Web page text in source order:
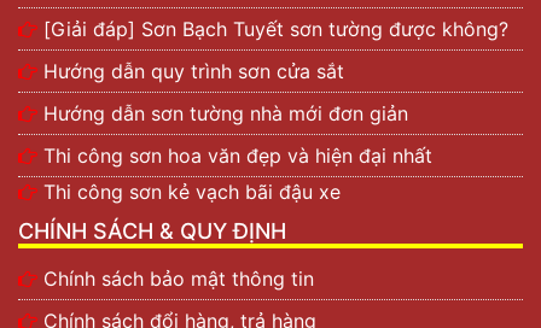
[Giải đáp] Sơn Bạch Tuyết sơn tường được không?
Hướng dẫn quy trình sơn cửa sắt
Hướng dẫn sơn tường nhà mới đơn giản
Thi công sơn hoa văn đẹp và hiện đại nhất
Thi công sơn kẻ vạch bãi đậu xe
CHÍNH SÁCH & QUY ĐỊNH
Chính sách bảo mật thông tin
Chính sách đổi hàng, trả hàng